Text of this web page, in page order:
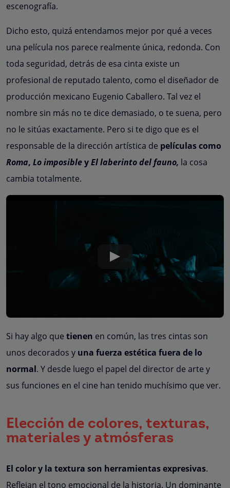
escenografía.
Dicho esto, quizá entendamos mejor por qué a veces
una película nos parece realmente única, redonda. Con
toda seguridad, detrás de esa cinta existe un
profesional de reputado talento, como el diseñador de
producción mexicano Eugenio Caballero. Tal vez el
nombre sin más no te dice demasiado, o te suena, pero
no le sitúas exactamente. Pero si te digo que es el
responsable de la dirección artística de películas como
Roma, Lo imposibleyEl laberinto del fauno, la cosa
cambia totalmente.
Si hay algo que tienen en común, las tres cintas son
unos decorados y una fuerza estética fuera de lo
normal. Y desde luego el papel del director de arte y
sus funciones en el cine han tenido muchísimo que ver.
Elección de colores, texturas,
materiales y atmósferas
El color y la textura son herramientas expresivas.
Reflejan el tono emocional de la historia. Un dominante